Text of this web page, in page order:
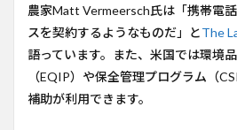
農家Matt Vermeersch氏は「携帯電
スを契約するようなものだ」とThe
語っています。また、米国では環境
（EQIP）や保全管理プログラム（
補助が利用できます。